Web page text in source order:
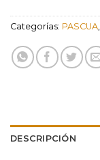
Categorías: PASCUA,
DESCRIPCIÓN